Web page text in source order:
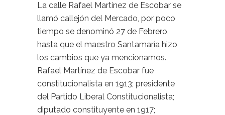
La calle Rafael Martínez de Escobar se
llamó callejón del Mercado, por poco
tiempo se denominó 27 de Febrero,
hasta que el maestro Santamaría hizo
los cambios que ya mencionamos.
Rafael Martínez de Escobar fue
constitucionalista en 1913; presidente
del Partido Liberal Constitucionalista;
diputado constituyente en 1917;